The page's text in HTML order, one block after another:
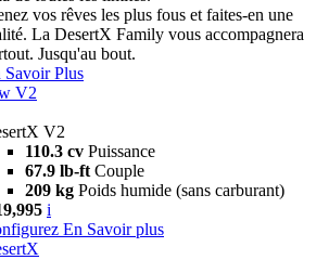
vos rêves les plus fous et faites-en une
La DesertX Family vous accompagnera
Jusqu'au bout.
Savoir Plus
V2
V2
110.3 cv Puissance
67.9 lb-ft Couple
209 kg Poids humide (sans carburant)
i
En Savoir plus